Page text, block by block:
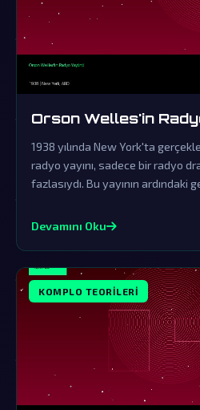
Orson Welles'in
1938 yılında New York'ta
radyo yayını, sadece bir radyo
fazlasıydı. Bu yayının ardındaki
teorileriyle doludur.
Devamını Oku
KOMPLO TEORILERI